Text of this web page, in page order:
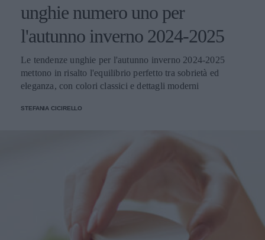
unghie numero uno per
l'autunno inverno 2024-2025
Le tendenze unghie per l'autunno inverno 2024-2025
mettono in risalto l'equilibrio perfetto tra sobrietà ed
eleganza, con colori classici e dettagli moderni
STEFANIA CICIRELLO